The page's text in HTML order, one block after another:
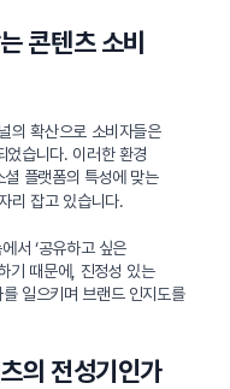
콘텐츠 소비
의 확산으로 소비자들은
었습니다. 이러한 환경
셜 플랫폼의 특성에 맞는
리 잡고 있습니다.
서 ‘공유하고 싶은
기 때문에, 진정성 있는
일으키며 브랜드 인지도를
의 전성기인가